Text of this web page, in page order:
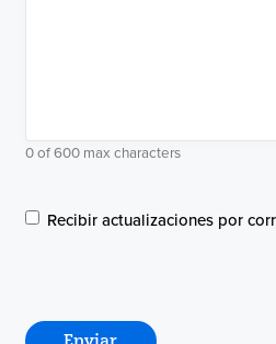
0 of 600 max characters
Comunicaciones
electrónico
Recibir actualizaciones por